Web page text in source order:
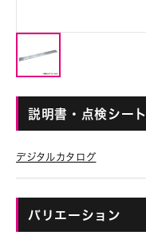
説明書・点検シート
デジタルカタログ
バリエーション